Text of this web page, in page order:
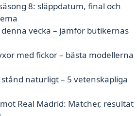
8: släppdatum, final och
vecka – jämför butikernas
med fickor – bästa modellerna
naturligt – 5 vetenskapliga
Real Madrid: Matcher, resultat